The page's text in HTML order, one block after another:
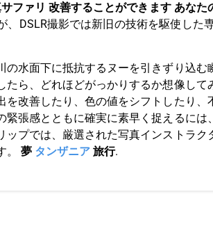
ファリ 改善することができます あなた
、DSLR撮影では新旧の技術を駆使し
の水面下に抵抗するヌーを引きずり込
たら、どれほどがっかりするか想像し
を改善したり、色の値をシフトしたり
緊張感とともに確実に素早く捉えるに
ップでは、厳選された写真インストラ
。 夢 タンザニア 旅行.